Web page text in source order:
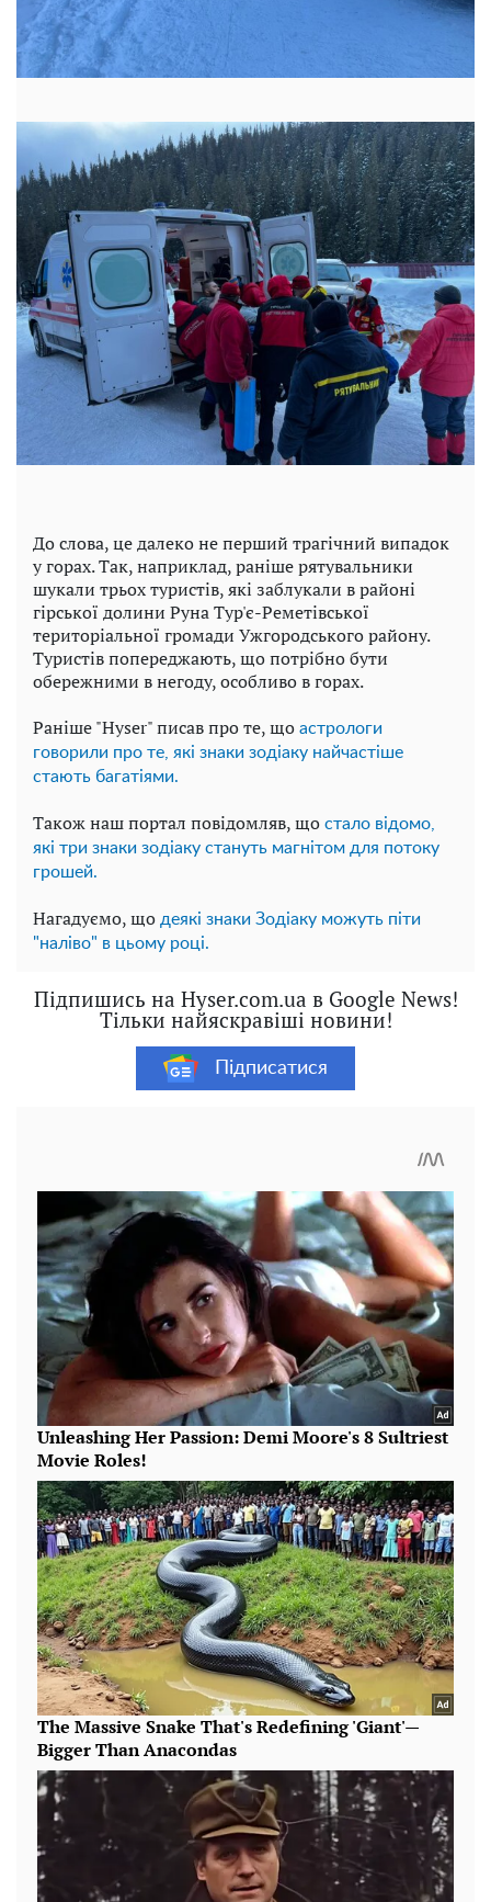
До слова, це далеко не перший трагічний випадок
у горах. Так, наприклад, раніше рятувальники
шукали трьох туристів, які заблукали в районі
гірської долини Руна Тур'є-Реметівської
територіальної громади Ужгородського району.
Туристів попереджають, що потрібно бути
обережними в негоду, особливо в горах.
Раніше "Hyser" писав про те, що астрологи
говорили про те, які знаки зодіаку найчастіше
стають багатіями.
Також наш портал повідомляв, що стало відомо,
які три знаки зодіаку стануть магнітом для потоку
грошей.
Нагадуємо, що деякі знаки Зодіаку можуть піти
"наліво" в цьому році.
Підпишись на Hyser.com.ua в Google News!
Тільки найяскравіші новини!
Підписатися